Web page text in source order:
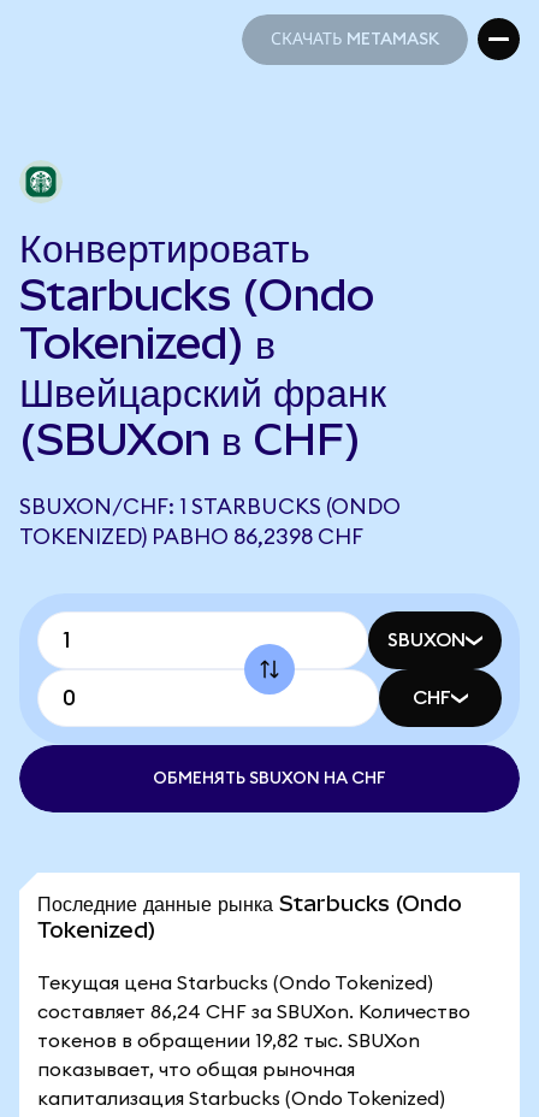
СКАЧАТЬ METAMASK
Конвертировать
Starbucks (Ondo
Tokenized) в
Швейцарский франк
(SBUXon в CHF)
SBUXON/CHF: 1 STARBUCKS (ONDO
TOKENIZED) РАВНО 86,2398 CHF
SBUXON
CHF
ОБМЕНЯТЬ SBUXON НА CHF
Последние данные рынка Starbucks (Ondo
Tokenized)
Текущая цена Starbucks (Ondo Tokenized)
составляет 86,24 CHF за SBUXon. Количество
токенов в обращении 19,82 тыс. SBUXon
показывает, что общая рыночная
капитализация Starbucks (Ondo Tokenized)